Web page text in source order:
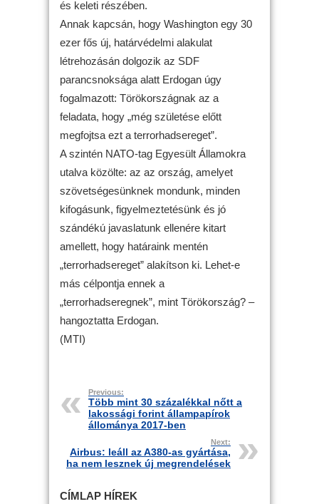
és keleti részében.
Annak kapcsán, hogy Washington egy 30
ezer fős új, határvédelmi alakulat
létrehozásán dolgozik az SDF
parancsnoksága alatt Erdogan úgy
fogalmazott: Törökországnak az a
feladata, hogy „még születése előtt
megfojtsa ezt a terrorhadsereget”.
A szintén NATO-tag Egyesült Államokra
utalva közölte: az az ország, amelyet
szövetségesünknek mondunk, minden
kifogásunk, figyelmeztetésünk és jó
szándékú javaslatunk ellenére kitart
amellett, hogy határaink mentén
„terrorhadsereget” alakítson ki. Lehet-e
más célpontja ennek a
„terrorhadseregnek”, mint Törökország? –
hangoztatta Erdogan.
(MTI)
Previous:
Több mint 30 százalékkal nőtt a
lakossági forint állampapírok
állománya 2017-ben
Next:
Airbus: leáll az A380-as gyártása,
ha nem lesznek új megrendelések
CÍMLAP HÍREK